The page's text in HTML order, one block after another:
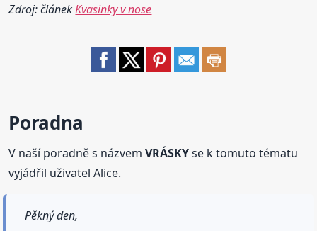
Zdroj: článekKvasinky v nose
Poradna
V naší poradně s názvemVRÁSKYse k tomuto tématu
vyjádřil uživatel Alice.
Pěkný den,